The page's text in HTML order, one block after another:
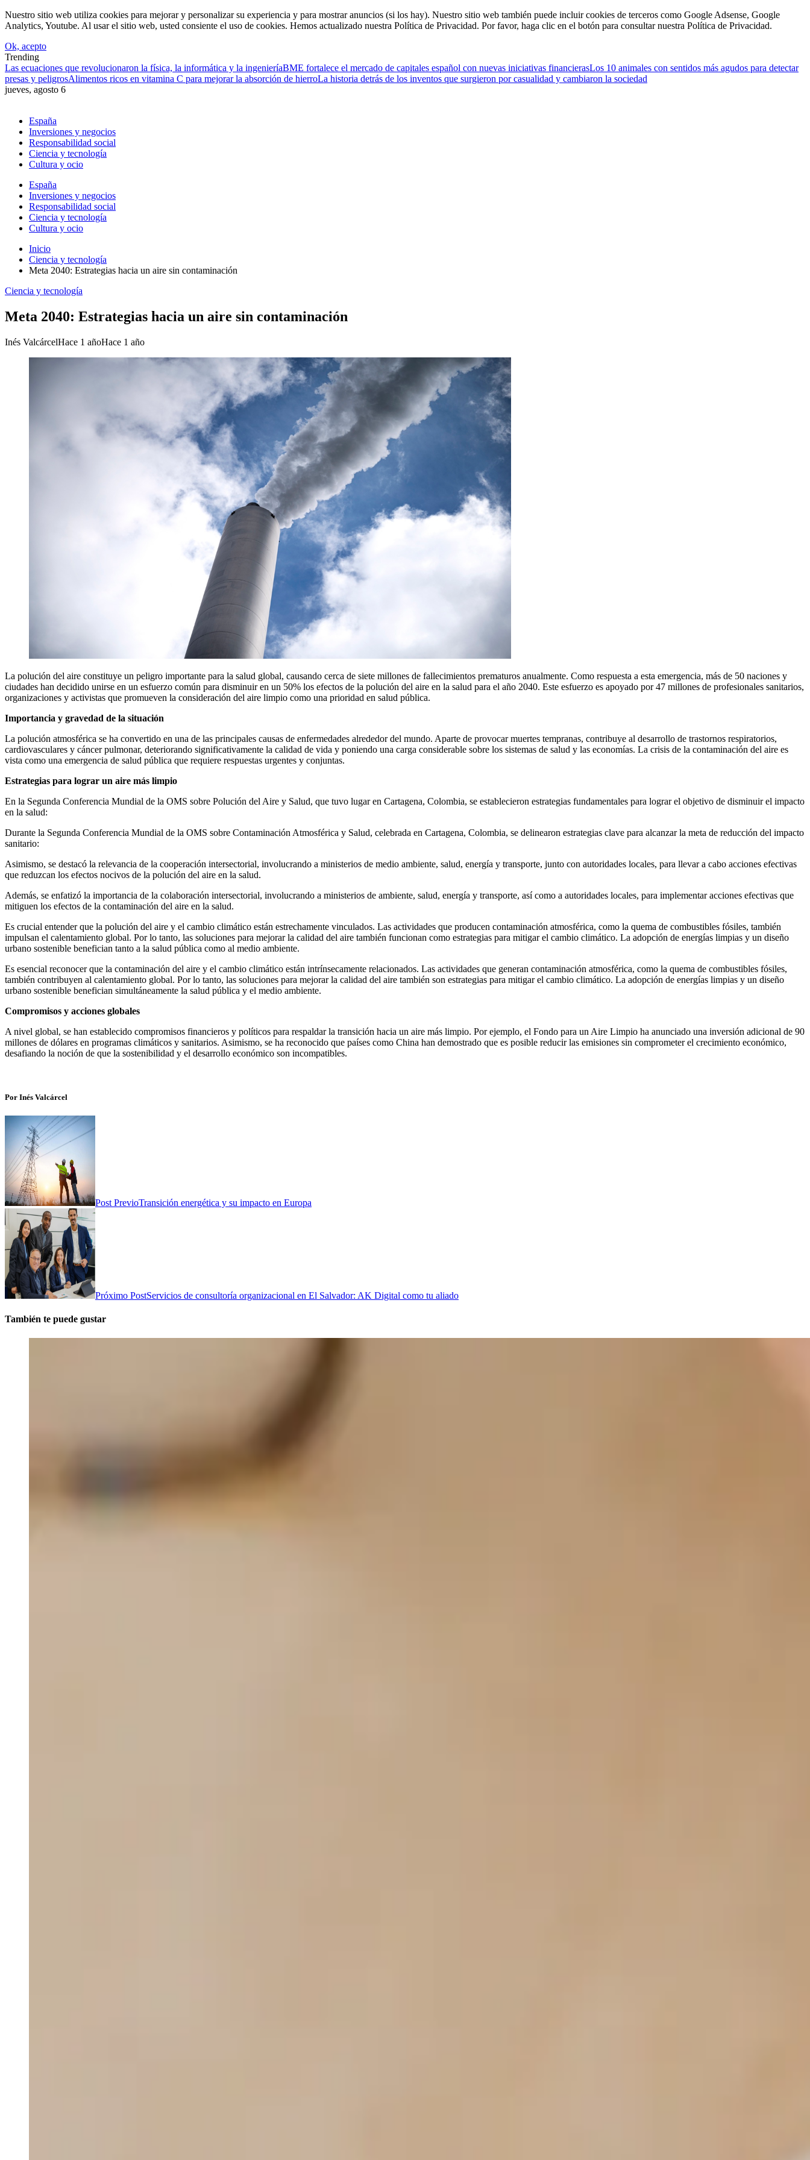
Nuestro sitio web utiliza cookies para mejorar y personalizar su experiencia y para mostrar anuncios (si los hay). Nuestro sitio web también puede incluir cookies de terceros como Google Adsense, Google
Analytics, Youtube. Al usar el sitio web, usted consiente el uso de cookies. Hemos actualizado nuestra Política de Privacidad. Por favor, haga clic en el botón para consultar nuestra Política de Privacidad.
Ok, acepto
Trending
Las ecuaciones que revolucionaron la física, la informática y la ingenieríaBME fortalece el mercado de capitales español con nuevas iniciativas financierasLos 10 animales con sentidos más agudos para detectar
presas y peligrosAlimentos ricos en vitamina C para mejorar la absorción de hierroLa historia detrás de los inventos que surgieron por casualidad y cambiaron la sociedad
jueves, agosto 6
España
Inversiones y negocios
Responsabilidad social
Ciencia y tecnología
Cultura y ocio
España
Inversiones y negocios
Responsabilidad social
Ciencia y tecnología
Cultura y ocio
Inicio
Ciencia y tecnología
Meta 2040: Estrategias hacia un aire sin contaminación
Ciencia y tecnología
Meta 2040: Estrategias hacia un aire sin contaminación
Inés ValcárcelHace 1 añoHace 1 año
La polución del aire constituye un peligro importante para la salud global, causando cerca de siete millones de fallecimientos prematuros anualmente. Como respuesta a esta emergencia, más de 50 naciones y
ciudades han decidido unirse en un esfuerzo común para disminuir en un 50% los efectos de la polución del aire en la salud para el año 2040. Este esfuerzo es apoyado por 47 millones de profesionales sanitarios,
organizaciones y activistas que promueven la consideración del aire limpio como una prioridad en salud pública.
Importancia y gravedad de la situación
La polución atmosférica se ha convertido en una de las principales causas de enfermedades alrededor del mundo. Aparte de provocar muertes tempranas, contribuye al desarrollo de trastornos respiratorios,
cardiovasculares y cáncer pulmonar, deteriorando significativamente la calidad de vida y poniendo una carga considerable sobre los sistemas de salud y las economías. La crisis de la contaminación del aire es
vista como una emergencia de salud pública que requiere respuestas urgentes y conjuntas.
Estrategias para lograr un aire más limpio
En la Segunda Conferencia Mundial de la OMS sobre Polución del Aire y Salud, que tuvo lugar en Cartagena, Colombia, se establecieron estrategias fundamentales para lograr el objetivo de disminuir el impacto
en la salud:​
Durante la Segunda Conferencia Mundial de la OMS sobre Contaminación Atmosférica y Salud, celebrada en Cartagena, Colombia, se delinearon estrategias clave para alcanzar la meta de reducción del impacto
sanitario:​
Asimismo, se destacó la relevancia de la cooperación intersectorial, involucrando a ministerios de medio ambiente, salud, energía y transporte, junto con autoridades locales, para llevar a cabo acciones efectivas
que reduzcan los efectos nocivos de la polución del aire en la salud.
Además, se enfatizó la importancia de la colaboración intersectorial, involucrando a ministerios de ambiente, salud, energía y transporte, así como a autoridades locales, para implementar acciones efectivas que
mitiguen los efectos de la contaminación del aire en la salud.​
Es crucial entender que la polución del aire y el cambio climático están estrechamente vinculados. Las actividades que producen contaminación atmosférica, como la quema de combustibles fósiles, también
impulsan el calentamiento global. Por lo tanto, las soluciones para mejorar la calidad del aire también funcionan como estrategias para mitigar el cambio climático. La adopción de energías limpias y un diseño
urbano sostenible benefician tanto a la salud pública como al medio ambiente.​
Es esencial reconocer que la contaminación del aire y el cambio climático están intrínsecamente relacionados. Las actividades que generan contaminación atmosférica, como la quema de combustibles fósiles,
también contribuyen al calentamiento global. Por lo tanto, las soluciones para mejorar la calidad del aire también son estrategias para mitigar el cambio climático. La adopción de energías limpias y un diseño
urbano sostenible benefician simultáneamente la salud pública y el medio ambiente.​
Compromisos y acciones globales
A nivel global, se han establecido compromisos financieros y políticos para respaldar la transición hacia un aire más limpio. Por ejemplo, el Fondo para un Aire Limpio ha anunciado una inversión adicional de 90
millones de dólares en programas climáticos y sanitarios. Asimismo, se ha reconocido que países como China han demostrado que es posible reducir las emisiones sin comprometer el crecimiento económico,
desafiando la noción de que la sostenibilidad y el desarrollo económico son incompatibles.
Por Inés Valcárcel
Post PrevioTransición energética y su impacto en Europa
Próximo PostServicios de consultoría organizacional en El Salvador: AK Digital como tu aliado
También te puede gustar